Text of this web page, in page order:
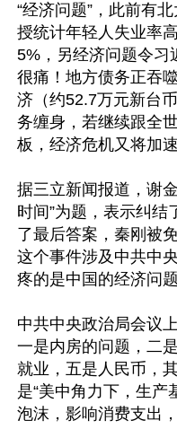
“经济问题”，此前有
授统计年轻人失业率
5%，另经济问题令习
很痛！地方债务正吞
济（约52.7万元新台
务缠身，若继续跟全
板，经济危机又将加速
据三立新闻报道，谢
时间”为题，表示纠
了最后答案，秦刚被
这个事件涉及中共中
疼的是中国的经济问题
中共中央政治局会议
一是内房的问题，二
就业，五是人民币，
是“美中角力下，生
泡沫，影响消费支出